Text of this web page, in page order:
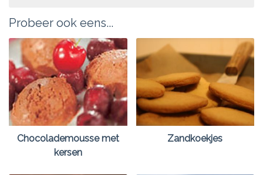
Probeer ook eens...
Chocolademousse met
kersen
Zandkoekjes